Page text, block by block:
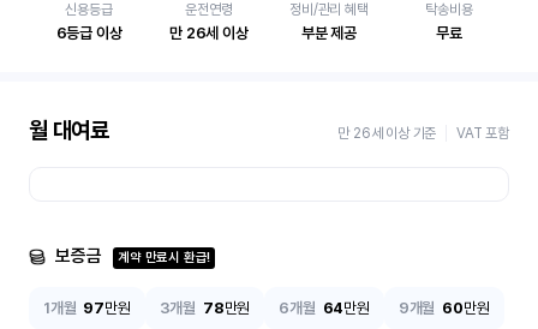
신용등급
6등급 이상
운전연령
만 26세 이상
정비/관리 혜택
부분 제공
탁송비용
무료
월 대여료 만 26세 이상 기준 VAT 포함
보증금 계약 만료시 환급!
1개월 97만원 3개월 78만원 6개월 64만원 9개월 60만원